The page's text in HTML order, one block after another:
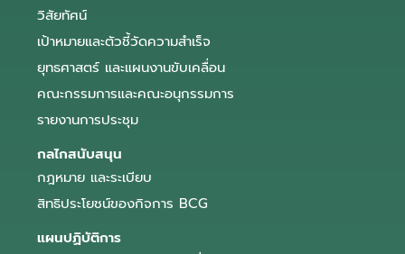
วิสัยทัศน์
เป้าหมายและตัวชี้วัดความสำเร็จ
ยุทธศาสตร์ และแผนงานขับเคลื่อน
คณะกรรมการและคณะอนุกรรมการ
รายงานการประชุม
กลไกสนับสนุน
กฎหมาย และระเบียบ
สิทธิประโยชน์ของกิจการ BCG
แผนปฏิบัติการ